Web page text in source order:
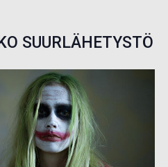
SUURLÄHETYSTÖ